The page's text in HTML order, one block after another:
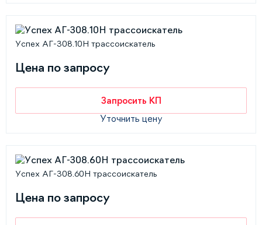
Успех АГ-308.10Н трассоискатель
Цена по запросу
Запросить КП
Уточнить цену
Успех АГ-308.60Н трассоискатель
Цена по запросу